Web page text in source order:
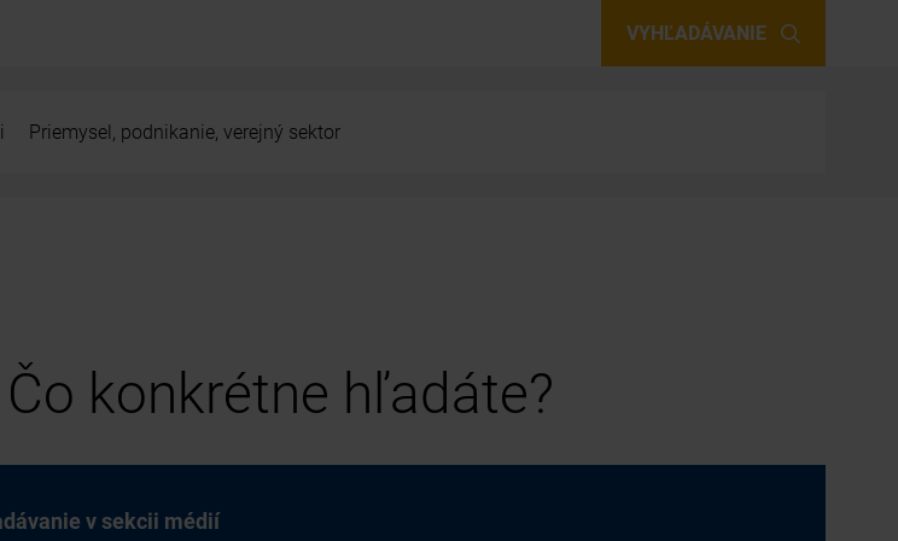
VYHĽADÁVANIE
Priemysel, podnikanie, verejný sektor
konkrétne hľadáte?
v sekcii médií